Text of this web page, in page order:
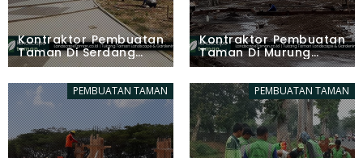
Kontraktor Pembuatan
Taman Di Serdang
Bedagai
Kontraktor Pembuatan
Taman Di Murung
Raya
PEMBUATAN TAMAN PEMBUATAN TAMAN